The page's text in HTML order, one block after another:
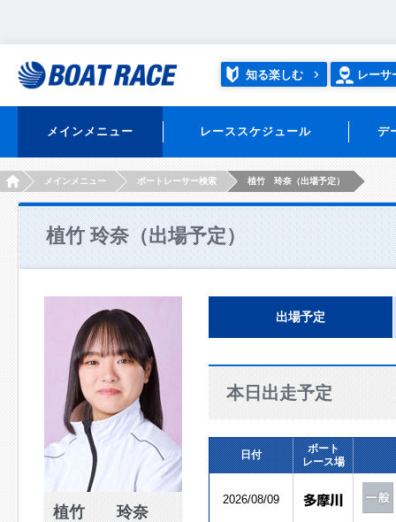
知る楽しむ レーサ
メインメニュー レーススケジュール デ
HOMEメインメニュー ボートレーサー検索 植竹 玲奈（出場予定）
植竹 玲奈（出場予定）
植竹 玲奈
出場予定
本日出走予定
日付
ボート
レース場
2026/08/09